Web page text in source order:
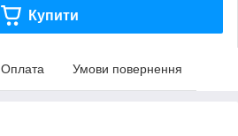
Купити
Оплата Умови повернення